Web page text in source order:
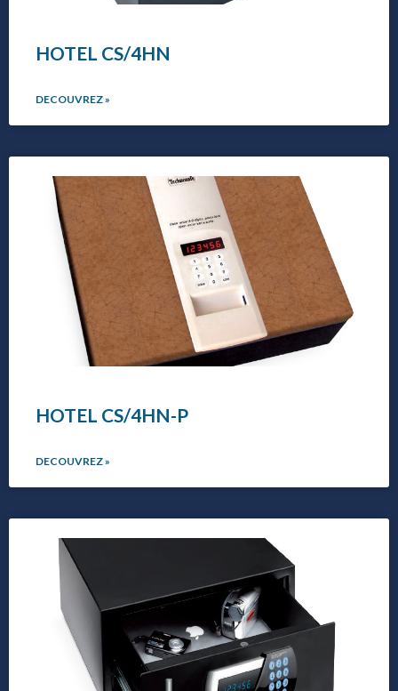
HOTEL CS/4HN
DECOUVREZ »
HOTEL CS/4HN-P
DECOUVREZ »